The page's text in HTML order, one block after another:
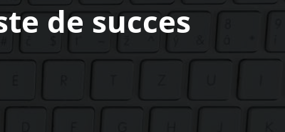
de succes